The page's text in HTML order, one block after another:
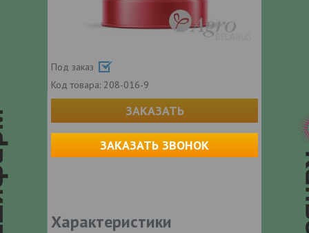
Под заказ
Код товара: 208-016-9
ЗАКАЗАТЬ
ЗАКАЗАТЬ ЗВОНОК
Характеристики